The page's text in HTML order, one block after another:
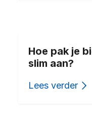
Hoe pak je
slim aan?
Lees verder